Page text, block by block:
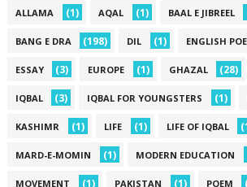
ALLAMA (1) AQAL (1) BAAL E JIBREEL
BANG E DRA (198) DIL (1) ENGLISH
ESSAY (3) EUROPE (1) GHAZAL (28)
IQBAL (3) IQBAL FOR YOUNGSTERS (1)
KASHIMR (1) LIFE (1) LIFE OF IQBAL
MARD-E-MOMIN (1) MODERN EDUCATION
MOVEMENT (1) PAKISTAN (1) POEM